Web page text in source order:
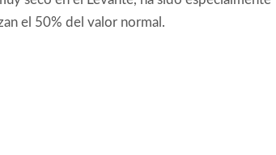
el 50% del valor normal.